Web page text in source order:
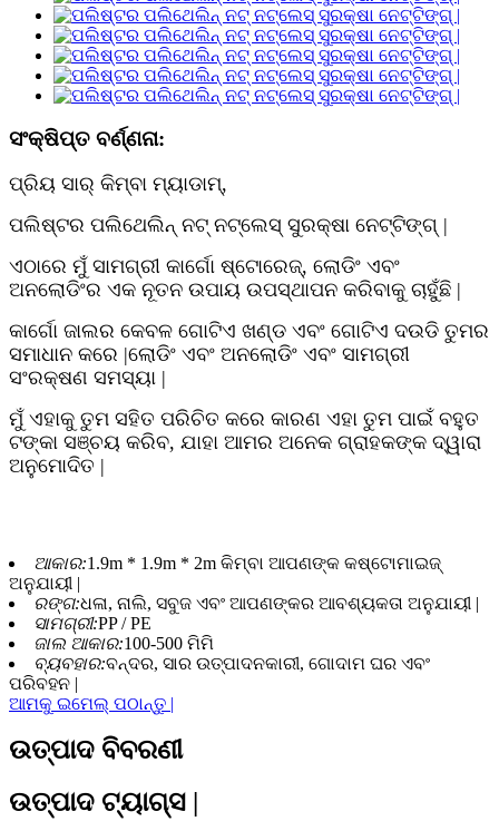
ସଂକ୍ଷିପ୍ତ ବର୍ଣ୍ଣନା:
ପ୍ରିୟ ସାର୍ କିମ୍ବା ମ୍ୟାଡାମ୍,
ପଲିଷ୍ଟର ପଲିଥେଲିନ୍ ନଟ୍ ନଟ୍ଲେସ୍ ସୁରକ୍ଷା ନେଟ୍ଟିଙ୍ଗ୍ |
ଏଠାରେ ମୁଁ ସାମଗ୍ରୀ କାର୍ଗୋ ଷ୍ଟୋରେଜ୍, ଲୋଡିଂ ଏବଂ
ଅନଲୋଡିଂର ଏକ ନୂତନ ଉପାୟ ଉପସ୍ଥାପନ କରିବାକୁ ଚାହୁଁଛି |
କାର୍ଗୋ ଜାଲର କେବଳ ଗୋଟିଏ ଖଣ୍ଡ ଏବଂ ଗୋଟିଏ ଦଉଡି ତୁମର
ସମାଧାନ କରେ |ଲୋଡିଂ ଏବଂ ଅନଲୋଡିଂ ଏବଂ ସାମଗ୍ରୀ
ସଂରକ୍ଷଣ ସମସ୍ୟା |
ମୁଁ ଏହାକୁ ତୁମ ସହିତ ପରିଚିତ କରେ କାରଣ ଏହା ତୁମ ପାଇଁ ବହୁତ
ଟଙ୍କା ସଞ୍ଚୟ କରିବ, ଯାହା ଆମର ଅନେକ ଗ୍ରାହକଙ୍କ ଦ୍ୱାରା
ଅନୁମୋଦିତ |
ଆକାର:1.9m * 1.9m * 2m କିମ୍ବା ଆପଣଙ୍କ କଷ୍ଟୋମାଇଜ୍
ଅନୁଯାୟୀ |
ରଙ୍ଗ:ଧଳା, ନାଲି, ସବୁଜ ଏବଂ ଆପଣଙ୍କର ଆବଶ୍ୟକତା ଅନୁଯାୟୀ |
ସାମଗ୍ରୀ:PP / PE
ଜାଲ ଆକାର:100-500 ମିମି
ବ୍ୟବହାର:ବନ୍ଦର, ସାର ଉତ୍ପାଦନକାରୀ, ଗୋଦାମ ଘର ଏବଂ
ପରିବହନ |
ଆମକୁ ଇମେଲ୍ ପଠାନ୍ତୁ |
ଉତ୍ପାଦ ବିବରଣୀ
ଉତ୍ପାଦ ଟ୍ୟାଗ୍ସ |